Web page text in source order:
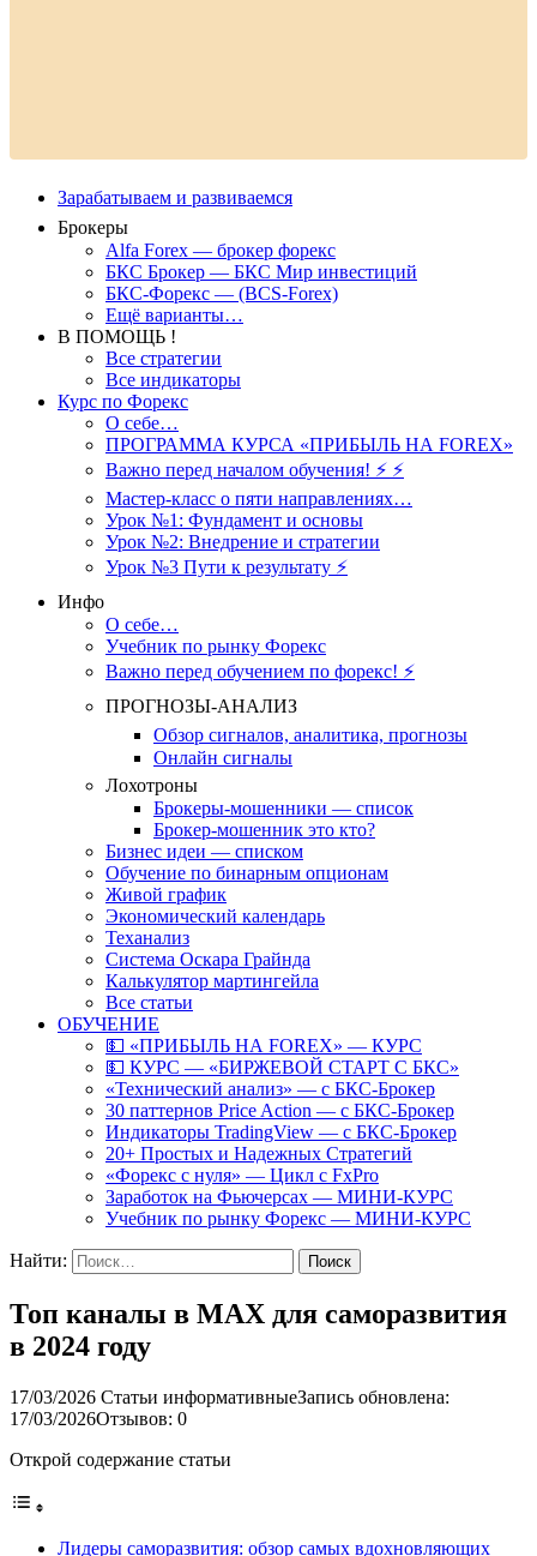
Зарабатываем и развиваемся
Брокеры
Alfa Forex — брокер форекс
БКС Брокер — БКС Мир инвестиций
БКС-Форекс — (BCS-Forex)
Ещё варианты…
В ПОМОЩЬ !
Все стратегии
Все индикаторы
Курс по Форекс
О себе…
ПРОГРАММА КУРСА «ПРИБЫЛЬ НА FOREX»
Важно перед началом обучения! ⚡ ⚡
Мастер-класс о пяти направлениях…
Урок №1: Фундамент и основы
Урок №2: Внедрение и стратегии
Урок №3 Пути к результату ⚡️
Инфо
О себе…
Учебник по рынку Форекс
Важно перед обучением по форекс! ⚡
ПРОГНОЗЫ-АНАЛИЗ
Обзор сигналов, аналитика, прогнозы
Онлайн сигналы
Лохотроны
Брокеры-мошенники — список
Брокер-мошенник это кто?
Бизнес идеи — списком
Обучение по бинарным опционам
Живой график
Экономический календарь
Теханализ
Система Оскара Грайнда
Калькулятор мартингейла
Все статьи
ОБУЧЕНИЕ
💵 «ПРИБЫЛЬ НА FOREX» — КУРС
💵 КУРС — «БИРЖЕВОЙ СТАРТ С БКС»
«Технический анализ» — с БКС-Брокер
30 паттернов Price Action — с БКС-Брокер
Индикаторы TradingView — с БКС-Брокер
20+ Простых и Надежных Стратегий
«Форекс с нуля» — Цикл с FxPro
Заработок на Фьючерсах — МИНИ-КУРС
Учебник по рынку Форекс — МИНИ-КУРС
Найти:
Топ каналы в MAX для саморазвития
в 2024 году
17/03/2026 Статьи информативныеЗапись обновлена:
17/03/2026Отзывов: 0
Открой содержание статьи
Лидеры саморазвития: обзор самых вдохновляющих